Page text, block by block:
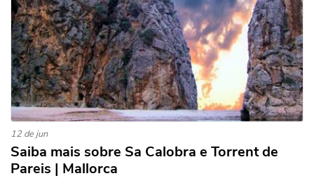
12 de jun
Saiba mais sobre Sa Calobra e Torrent de
Pareis | Mallorca